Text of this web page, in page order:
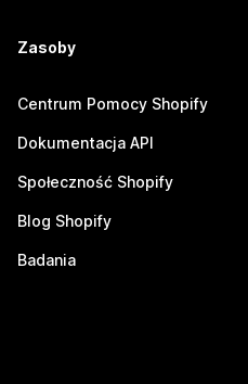
Zasoby
Centrum Pomocy Shopify
Dokumentacja API
Społeczność Shopify
Blog Shopify
Badania